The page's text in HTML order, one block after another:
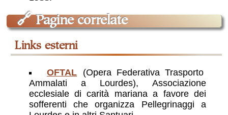
🔗 Pagine correlate
links esterni
OFTAL (Opera Federativa Trasporto
Ammalati a Lourdes), Associazione
ecclesiale di carità mariana a favore dei
sofferenti che organizza Pellegrinaggi a